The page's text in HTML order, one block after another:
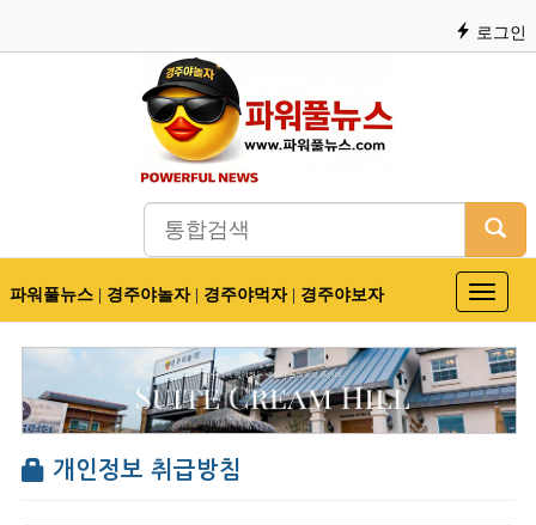
로그인
파워풀뉴스 경주야놀자| 경주야먹자| 경주야보자
Toggle
개인정보 취급방침